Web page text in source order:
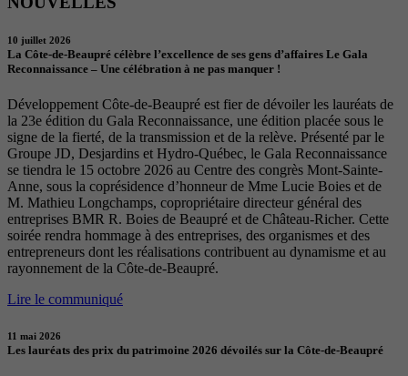
10 juillet 2026
La Côte-de-Beaupré célèbre l’excellence de ses gens d’affaires Le Gala
Reconnaissance – Une célébration à ne pas manquer !
Développement Côte-de-Beaupré est fier de dévoiler les lauréats de
la 23e édition du Gala Reconnaissance, une édition placée sous le
signe de la fierté, de la transmission et de la relève. Présenté par le
Groupe JD, Desjardins et Hydro-Québec, le Gala Reconnaissance
se tiendra le 15 octobre 2026 au Centre des congrès Mont-Sainte-
Anne, sous la coprésidence d’honneur de Mme Lucie Boies et de
M. Mathieu Longchamps, copropriétaire directeur général des
entreprises BMR R. Boies de Beaupré et de Château-Richer. Cette
soirée rendra hommage à des entreprises, des organismes et des
entrepreneurs dont les réalisations contribuent au dynamisme et au
rayonnement de la Côte-de-Beaupré.
Lire le communiqué
11 mai 2026
Les lauréats des prix du patrimoine 2026 dévoilés sur la Côte-de-Beaupré